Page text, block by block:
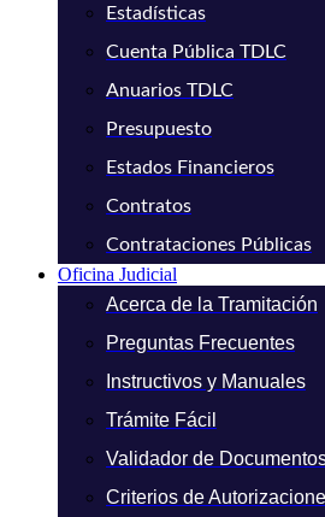
Estadísticas
Cuenta Pública TDLC
Anuarios TDLC
Presupuesto
Estados Financieros
Contratos
Contrataciones Públicas
Oficina Judicial
Acerca de la Tramitación
Preguntas Frecuentes
Instructivos y Manuales
Trámite Fácil
Validador de
Criterios de